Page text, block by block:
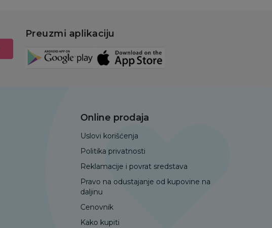
Preuzmi aplikaciju
Online prodaja
Uslovi korišćenja
Politika privatnosti
Reklamacije i povrat sredstava
Pravo na odustajanje od kupovine na
daljinu
Cenovnik
Kako kupiti